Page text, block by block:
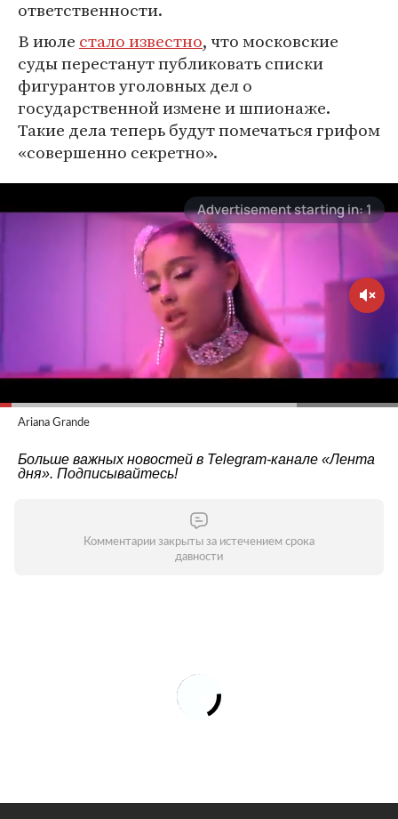
ответственности.
В июле стало известно, что московские
суды перестанут публиковать списки
фигурантов уголовных дел о
государственной измене и шпионаже.
Такие дела теперь будут помечаться грифом
«совершенно секретно».
Ariana Grande
Больше важных новостей в Telegram-канале «Лента
дня». Подписывайтесь!
Комментарии закрыты за истечением срока
давности